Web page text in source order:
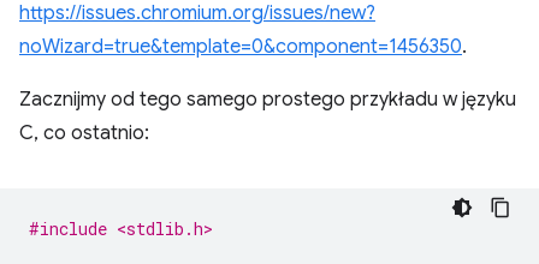
https://issues.chromium.org/issues/new?
noWizard=true&template=0&component=1456350.
Zacznijmy od tego samego prostego przykładu w języku
C, co ostatnio:
#include <stdlib.h>